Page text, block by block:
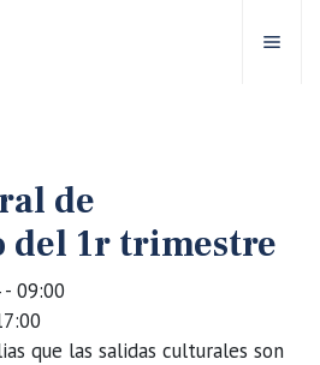
de
1r trimestre
09:00
que las salidas culturales son